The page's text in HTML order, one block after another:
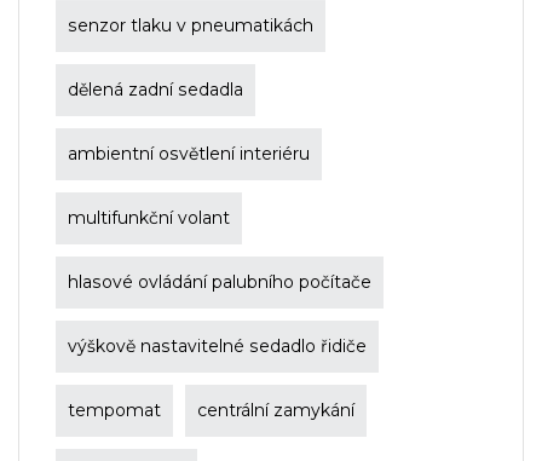
senzor tlaku v pneumatikách
dělená zadní sedadla
ambientní osvětlení interiéru
multifunkční volant
hlasové ovládání palubního počítače
výškově nastavitelné sedadlo řidiče
tempomat centrální zamykání